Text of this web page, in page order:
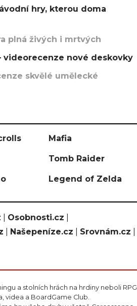
hry, kterou doma
plná živých i mrtvých
videorecenze nové deskovky
skvělé umělecké
Mafia
Tomb Raider
Legend of Zelda
Osobnosti.cz
Našepeníze.cz Srovnám.cz
a stolních hrách na hrdiny neboli RPG
videa a BoardGame Club.